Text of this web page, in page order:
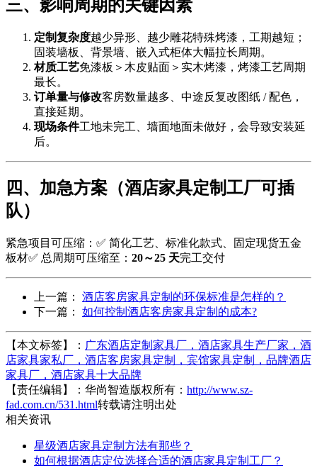
三、影响周期的关键因素
定制复杂度越少异形、越少雕花特殊烤漆，工期越短；
固装墙板、背景墙、嵌入式柜体大幅拉长周期。
材质工艺免漆板＞木皮贴面＞实木烤漆，烤漆工艺周期
最长。
订单量与修改客房数量越多、中途反复改图纸 / 配色，
直接延期。
现场条件工地未完工、墙面地面未做好，会导致安装延
后。
四、加急方案（酒店家具定制工厂可插
队）
紧急项目可压缩：✅ 简化工艺、标准化款式、固定现货五金
板材✅ 总周期可压缩至： 20～25 天完工交付
上一篇： 酒店客房家具定制的环保标准是怎样的？
下一篇： 如何控制酒店客房家具定制的成本?
【本文标签】： 广东酒店定制家具厂，酒店家具生产厂家，酒
店家具家私厂，酒店客房家具定制，宾馆家具定制，品牌酒店
家具厂，酒店家具十大品牌
【责任编辑】： 华尚智造版权所有： http://www.sz-
fad.com.cn/531.html转载请注明出处
相关资讯
星级酒店家具定制方法有那些？
如何根据酒店定位选择合适的酒店家具定制工厂？